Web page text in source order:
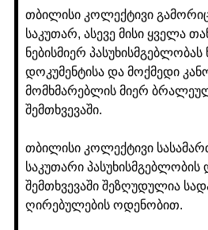
თბილისი კოლექტივი
საკუთარ, ასევე მისი ყველა
ნებისმიერ პასუხისმგებლობას
დოკუმენტისა და მოქმედი
მომხმარებლის მიერ
შემთხვევაში.
თბილისი კოლექტივი
საკუთარი პასუხისმგებლობის
შემთხვევაში შეზღუდულია
ღირებულების ოდენობით.